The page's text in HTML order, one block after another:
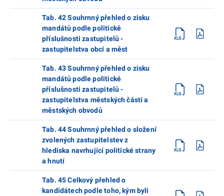
Tab. 42 Souhrnný přehled o zisku
mandátů podle politické
příslušnosti zastupitelů -
zastupitelstva obcí a měst
Tab. 43 Souhrnný přehled o zisku
mandátů podle politické
příslušnosti zastupitelů -
zastupitelstva městských částí a
městských obvodů
Tab. 44 Souhrnný přehled o složení
zvolených zastupitelstev z
hlediska navrhující politické strany
a hnutí
Tab. 45 Celkový přehled o
kandidátech podle toho, kým byli